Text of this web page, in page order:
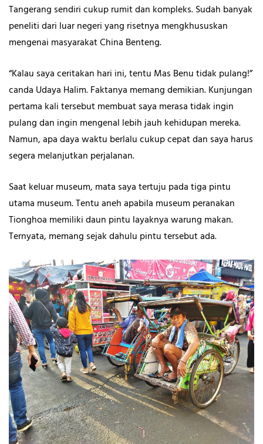
Tangerang sendiri cukup rumit dan kompleks. Sudah banyak
peneliti dari luar negeri yang risetnya mengkhususkan
mengenai masyarakat China Benteng.
“Kalau saya ceritakan hari ini, tentu Mas Benu tidak pulang!”
canda Udaya Halim. Faktanya memang demikian. Kunjungan
pertama kali tersebut membuat saya merasa tidak ingin
pulang dan ingin mengenal lebih jauh kehidupan mereka.
Namun, apa daya waktu berlalu cukup cepat dan saya harus
segera melanjutkan perjalanan.
Saat keluar museum, mata saya tertuju pada tiga pintu
utama museum. Tentu aneh apabila museum peranakan
Tionghoa memiliki daun pintu layaknya warung makan.
Ternyata, memang sejak dahulu pintu tersebut ada.